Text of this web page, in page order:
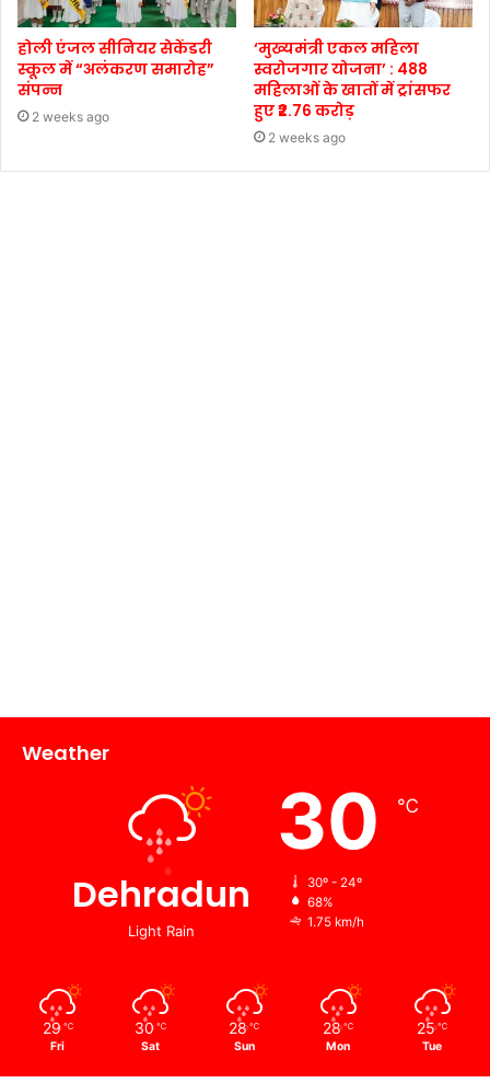
होली एंजल सीनियर सेकेंडरी
स्कूल में “अलंकरण समारोह”
संपन्न
2 weeks ago
‘मुख्यमंत्री एकल महिला
स्वरोजगार योजना’ : 488
महिलाओं के खातों में ट्रांसफर
हुए ₹2.76 करोड़
2 weeks ago
Weather
Dehradun
Light Rain
30 ℃
30º - 24º
68%
1.75 km/h
29 ℃
Fri
30 ℃
Sat
28 ℃
Sun
28 ℃
Mon
25 ℃
Tue